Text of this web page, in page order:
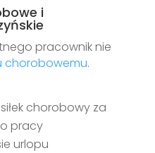
i
pracownik nie
chorobowemu.
chorobowy za
pracy
urlopu